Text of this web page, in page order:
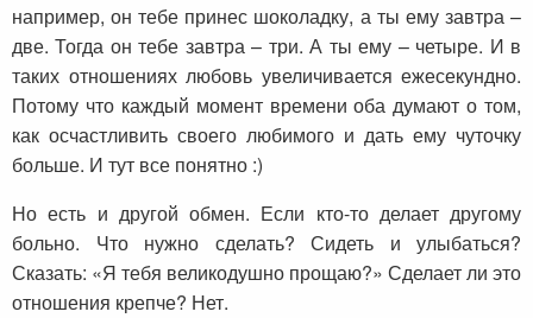
например, он тебе принес шоколадку, а ты ему завтра –
две. Тогда он тебе завтра – три. А ты ему – четыре. И в
таких отношениях любовь увеличивается ежесекундно.
Потому что каждый момент времени оба думают о том,
как осчастливить своего любимого и дать ему чуточку
больше. И тут все понятно :)
Но есть и другой обмен. Если кто-то делает другому
больно. Что нужно сделать? Сидеть и улыбаться?
Сказать: «Я тебя великодушно прощаю?» Сделает ли это
отношения крепче? Нет.